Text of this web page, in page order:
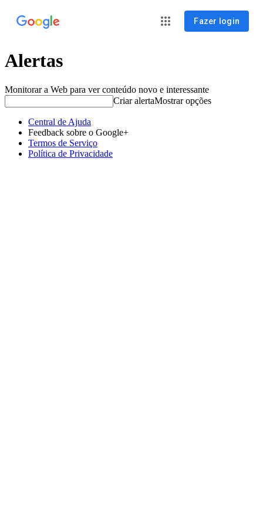
Fazer login
Alertas
Monitorar a Web para ver conteúdo novo e interessante
Criar alertaMostrar opções
Central de Ajuda
Feedback sobre o Google+
Termos de Serviço
Política de Privacidade